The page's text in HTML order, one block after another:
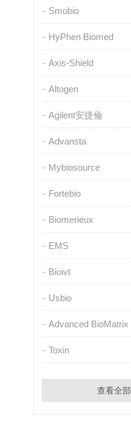
Smobio
HyPhen Biomed
Axis-Shield
Altogen
Agilent安捷倫
Advansta
Mybiosource
Fortebio
Biomerieux
EMS
Bioivt
Usbio
Advanced BioMatrix
Toxin
查看全部